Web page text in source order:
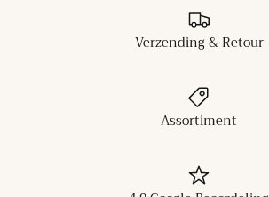
Verzending & Retour
Assortiment